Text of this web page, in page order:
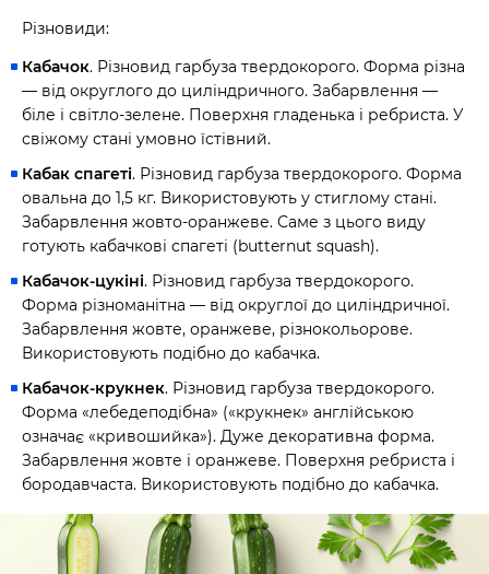
Різновиди:
Кабачок. Різновид гарбуза твердокорого. Форма різна
— від округлого до циліндричного. Забарвлення —
біле і світло-зелене. Поверхня гладенька і ребриста. У
свіжому стані умовно їстівний.
Кабак спагеті. Різновид гарбуза твердокорого. Форма
овальна до 1,5 кг. Використовують у стиглому стані.
Забарвлення жовто-оранжеве. Саме з цього виду
готують кабачкові спагеті (butternut squash).
Кабачок-цукіні. Різновид гарбуза твердокорого.
Форма різноманітна — від округлої до циліндричної.
Забарвлення жовте, оранжеве, різнокольорове.
Використовують подібно до кабачка.
Кабачок-крукнек. Різновид гарбуза твердокорого.
Форма «лебедеподібна» («крукнек» англійською
означає «кривошийка»). Дуже декоративна форма.
Забарвлення жовте і оранжеве. Поверхня ребриста і
бородавчаста. Використовують подібно до кабачка.